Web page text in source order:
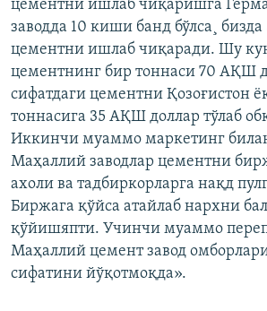
цементни ишлаб чиқаришга
заводда 10 киши банд бўлса¸
цементни ишлаб чиқаради. Шу
цементнинг бир тоннаси 70 АҚШ
сифатдаги цементни Қозоғистон
тоннасига 35 АҚШ доллар тўлаб
Иккинчи муаммо маркетинг
Маҳаллий заводлар цементни
ахоли ва тадбиркорларга нақд
Биржага қўйса атайлаб нархни
қўйишяпти. Учинчи муаммо
Маҳаллий цемент завод
сифатини йўқотмоқда».